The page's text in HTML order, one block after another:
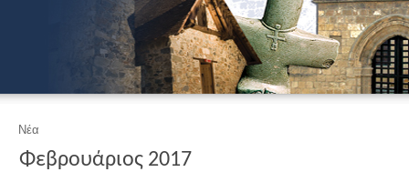
Νέα
Φεβρουάριος 2017